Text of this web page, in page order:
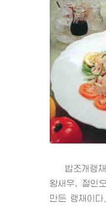
밥조개랭채
왕새우, 절인
만든 랭채이다.